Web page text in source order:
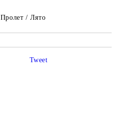
Пролет / Лято
Tweet